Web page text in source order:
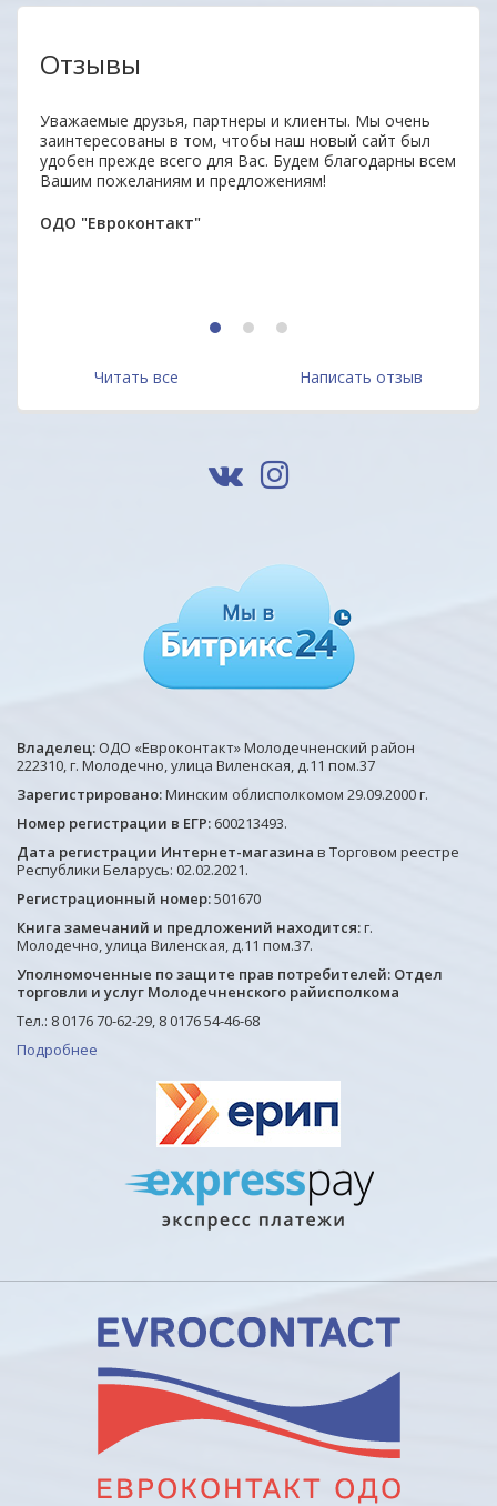
Отзывы
Уважаемые друзья, партнеры и клиенты. Мы очень
заинтересованы в том, чтобы наш новый сайт был
удобен прежде всего для Вас. Будем благодарны всем
Вашим пожеланиям и предложениям!
ОДО "Евроконтакт"
1 2 3
Читать все Написать отзыв
Владелец:ОДО «Евроконтакт» Молодечненский район
222310, г. Молодечно, улица Виленская, д.11 пом.37
Зарегистрировано:Минским облисполкомом 29.09.2000 г.
Номер регистрации в ЕГР: 600213493.
Дата регистрации Интернет-магазина в Торговом реестре
Республики Беларусь: 02.02.2021.
Регистрационный номер:501670
Книга замечаний и предложений находится:г.
Молодечно, улица Виленская, д.11 пом.37.
Уполномоченные по защите прав потребителей: Отдел
торговли и услуг Молодечненского райисполкома
Тел.: 8 0176 70-62-29, 8 0176 54-46-68
Подробнее